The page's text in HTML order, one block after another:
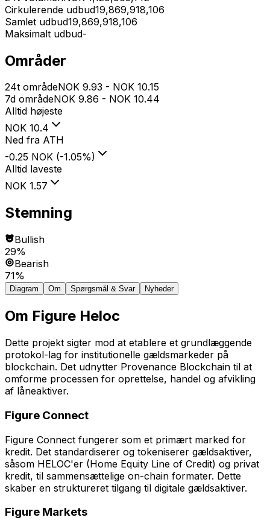
Cirkulerende udbud19,869,918,106
Samlet udbud19,869,918,106
Maksimalt udbud-
Områder
24t områdeNOK 9.93 - NOK 10.15
7d områdeNOK 9.86 - NOK 10.44
Alltid højeste
NOK 10.4
Ned fra ATH
-0.25 NOK (-1.05%)
Alltid laveste
NOK 1.57
Stemning
Bullish
29%
Bearish
71%
Diagram Om Spørgsmål & Svar Nyheder
Om Figure Heloc
Dette projekt sigter mod at etablere et grundlæggende
protokol-lag for institutionelle gældsmarkeder på
blockchain. Det udnytter Provenance Blockchain til at
omforme processen for oprettelse, handel og afvikling
af låneaktiver.
Figure Connect
Figure Connect fungerer som et primært marked for
kredit. Det standardiserer og tokeniserer gældsaktiver,
såsom HELOC'er (Home Equity Line of Credit) og privat
kredit, til sammensættelige on-chain formater. Dette
skaber en struktureret tilgang til digitale gældsaktiver.
Figure Markets